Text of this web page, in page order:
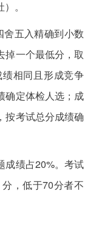
。
舍五入精确到小数
掉一个最低分，取
相同且形成竞争
确定体检人选；成
按考试总分成绩确
成绩占20%。考试
，低于70分者不